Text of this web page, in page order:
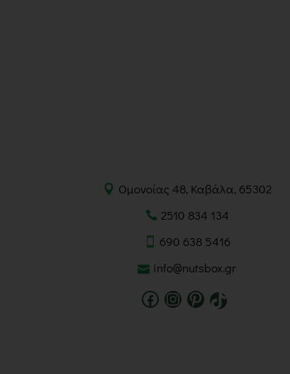
Ομονοίας 48, Καβάλα, 65302
2510 834 134
690 638 5416
info@nutsbox.gr